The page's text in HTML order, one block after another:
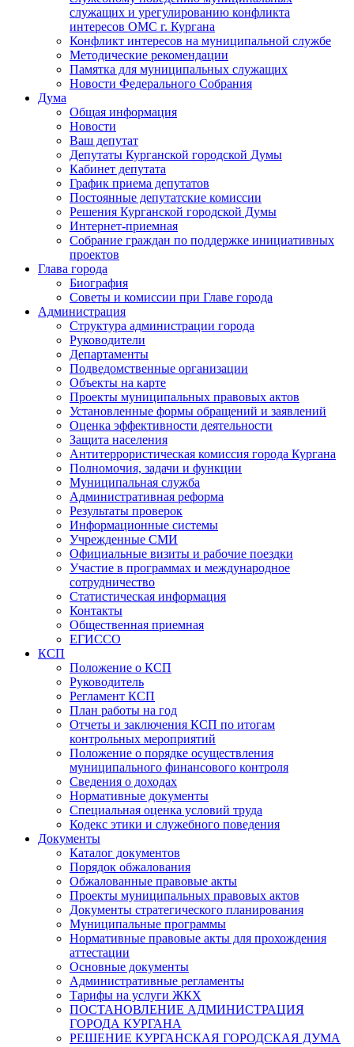
служащих и урегулированию конфликта
интересов ОМС г. Кургана
Конфликт интересов на муниципальной службе
Методические рекомендации
Памятка для муниципальных служащих
Новости Федерального Cобрания
Дума
Общая информация
Новости
Ваш депутат
Депутаты Курганской городской Думы
Кабинет депутата
График приема депутатов
Постоянные депутатские комиссии
Решения Курганской городской Думы
Интернет-приемная
Собрание граждан по поддержке инициативных
проектов
Глава города
Биография
Советы и комиссии при Главе города
Администрация
Структура администрации города
Руководители
Департаменты
Подведомственные организации
Объекты на карте
Проекты муниципальных правовых актов
Установленные формы обращений и заявлений
Оценка эффективности деятельности
Защита населения
Антитеррористическая комиссия города Кургана
Полномочия, задачи и функции
Муниципальная служба
Административная реформа
Результаты проверок
Информационные системы
Учрежденные СМИ
Официальные визиты и рабочие поездки
Участие в программах и международное
сотрудничество
Статистическая информация
Контакты
Общественная приемная
ЕГИССО
КСП
Положение о КСП
Руководитель
Регламент КСП
План работы на год
Отчеты и заключения КСП по итогам
контрольных мероприятий
Положение о порядке осуществления
муниципального финансового контроля
Сведения о доходах
Нормативные документы
Специальная оценка условий труда
Кодекс этики и служебного поведения
Документы
Каталог документов
Порядок обжалования
Обжалованные правовые акты
Проекты муниципальных правовых актов
Документы стратегического планирования
Муниципальные программы
Нормативные правовые акты для прохождения
аттестации
Основные документы
Административные регламенты
Тарифы на услуги ЖКХ
ПОСТАНОВЛЕНИЕ АДМИНИСТРАЦИЯ
ГОРОДА КУРГАНА
РЕШЕНИЕ КУРГАНСКАЯ ГОРОДСКАЯ ДУМА